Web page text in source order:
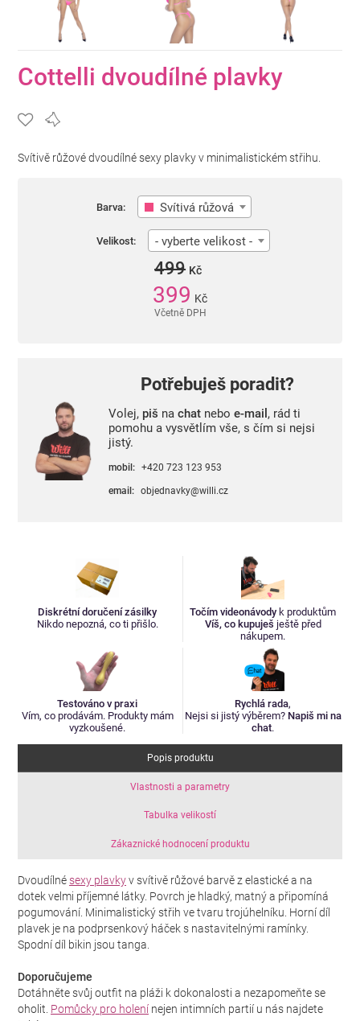
Cottelli dvoudílné plavky
Svítivě růžové dvoudílné sexy plavky v minimalistickém střihu.
Barva: Svítivá růžová
Velikost: - vyberte velikost -
499 Kč
399 Kč
Včetně DPH
Potřebuješ poradit?
Volej, piš na chatnebo e-mail , rád ti
pomohu a vysvětlím vše, s čím si nejsi
jistý.
mobil: +420 723 123 953
email: objednavky@willi.cz
Diskrétní doručení zásilky
Nikdo nepozná, co ti přišlo.
Točím videonávody k produktům
Víš, co kupuješ ještě před
nákupem.
Testováno v praxi
Vím, co prodávám. Produkty mám
vyzkoušené.
Rychlá rada,
Nejsi si jistý výběrem? Napiš mi na
chat.
Popis produktu
Vlastnosti a parametry
Tabulka velikostí
Zákaznické hodnocení produktu
Dvoudílnésexy plavkyv svítivě růžové barvě z elastické a na
dotek velmi příjemné látky. Povrch je hladký, matný a připomíná
pogumování. Minimalistický střih ve tvaru trojúhelníku. Horní díl
plavek je na podprsenkový háček s nastavitelnými ramínky.
Spodní díl bikin jsou tanga.
Doporučujeme
Dotáhněte svůj outfit na pláži k dokonalosti a nezapomeňte se
oholit. Pomůcky pro holení nejen intimních partií u nás najdete